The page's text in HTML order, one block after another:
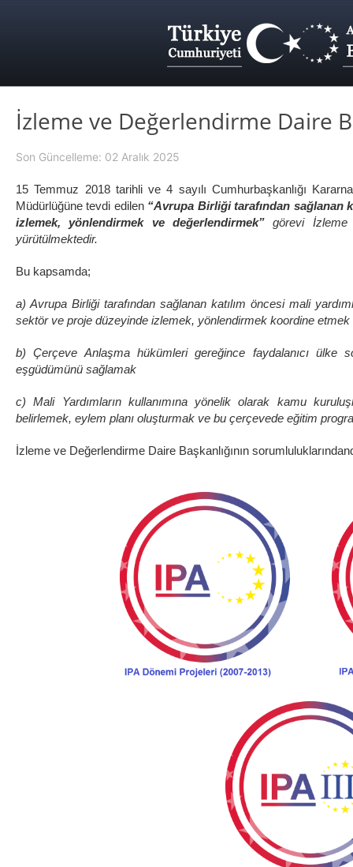
İzleme ve Değerlendirme Daire
Son Güncelleme: 02 Aralık 2025
15 Temmuz 2018 tarihli ve 4 sayılı Cumhurbaşkanlığı
Müdürlüğüne tevdi edilen “Avrupa Birliği tarafından sağlanan
izlemek, yönlendirmek ve değerlendirmek”
görevi İzleme
yürütülmektedir.
Bu kapsamda;
a) Avrupa Birliği tarafından sağlanan katılım öncesi mali
sektör ve proje düzeyinde izlemek, yönlendirmek koordine
b) Çerçeve Anlaşma hükümleri gereğince faydalanıcı ülke
eşgüdümünü sağlamak
c) Mali Yardımların kullanımına yönelik olarak kamu
belirlemek, eylem planı oluşturmak ve bu çerçevede eğitim
İzleme ve Değerlendirme Daire Başkanlığının